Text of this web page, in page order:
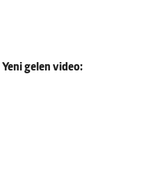
Yeni gelen video: